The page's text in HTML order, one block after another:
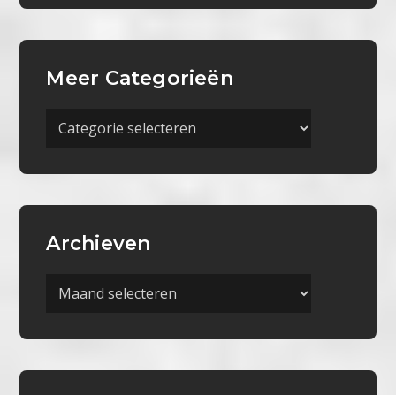
Meer Categorieën
Meer
Archieven
Archieven